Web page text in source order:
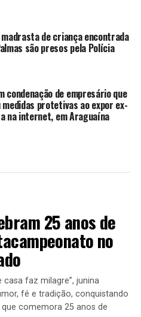
madrasta de criança encontrada
são presos pela Polícia
condenação de empresário que
protetivas ao expor ex-
na internet, em Araguaína
25 anos de
no
faz milagre”, junina
fé e tradição, conquistando
comemora 25 anos de